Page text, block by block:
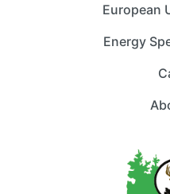
European
Energy